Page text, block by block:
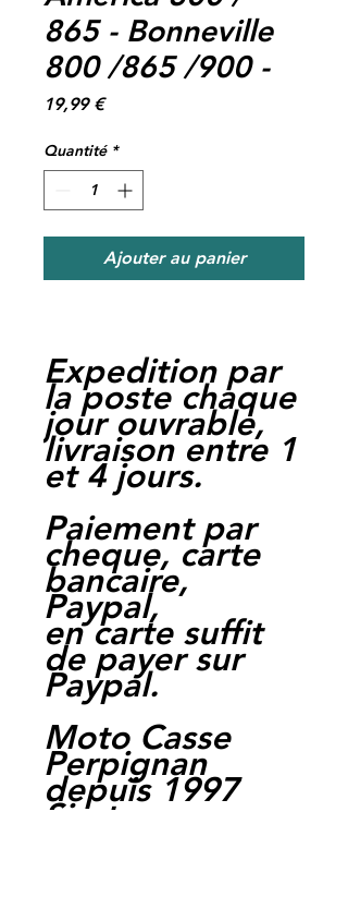
865 - Bonneville
800 /865 /900 -
19,99 €Prix
Quantité *
Ajouter au panier
Expedition par
la poste chaque
jour ouvrable,
livraison entre 1
et 4 jours.
Paiement par
cheque, carte
bancaire,
Paypal,
en carte suffit
de payer sur
Paypal.
Moto Casse
Perpignan
depuis 1997
Siret: